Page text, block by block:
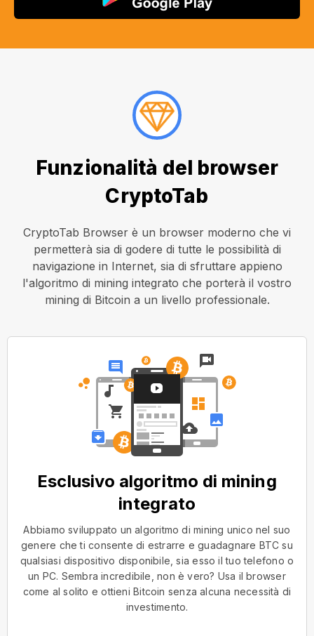
Funzionalità del browser
CryptoTab
CryptoTab Browser è un browser moderno che vi
permetterà sia di godere di tutte le possibilità di
navigazione in Internet, sia di sfruttare appieno
l'algoritmo di mining integrato che porterà il vostro
mining di Bitcoin a un livello professionale.
Esclusivo algoritmo di mining
integrato
Abbiamo sviluppato un algoritmo di mining unico nel suo
genere che ti consente di estrarre e guadagnare BTC su
qualsiasi dispositivo disponibile, sia esso il tuo telefono o
un PC. Sembra incredibile, non è vero? Usa il browser
come al solito e ottieni Bitcoin senza alcuna necessità di
investimento.